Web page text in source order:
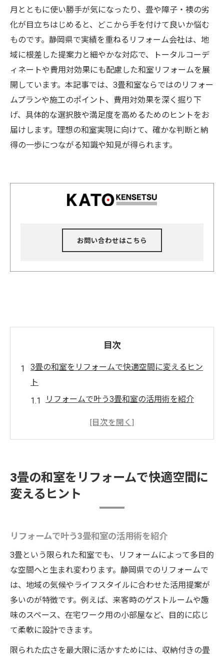
月とともに使い勝手が気になったり、畳や障子・襖の劣
化が目立ちはじめると、どこから手を付けて良いか悩む
ものです。静岡県で実績を重ねるリフォーム会社は、地
域に根差した提案力と細やかな対応で、トータルコーデ
ィネートや費用対効果にも配慮した和室リフォームを展
開しています。本記事では、3畳和室ならではのリフォー
ムプランや施工のポイント、費用対効果を深く掘り下
げ、具体的な選択肢や満足度を高めるためのヒントをお
届けします。理想の和室実現に向けて、確かな判断と納
得の一歩につながる知識や知見が得られます。
お問い合わせはこちら
目次
3畳の和室をリフォームで快適空間に変えるヒン
ト
リフォームで叶う3畳和室の活用術を紹介
畳や障子のリフォームで印象を一新する方
リフォームで実現する和室の新しい使い方
提案
リフォームで向上する3畳和室の居心地の良
畳や障子のリフォームがもたらす快適性と
ホームページ活用でリフォーム事例を探す
3畳の和室をリフォームで快適空間に
変えるヒント
リフォームで叶う3畳和室の活用術を紹介
3畳という限られた和室でも、リフォームによって多目的
な空間へと生まれ変わります。静岡県でのリフォームで
は、地域の気候やライフスタイルに合わせた活用提案が
多いのが特徴です。例えば、来客時のゲストルームや趣
味のスペース、在宅ワーク用の小部屋など、目的に応じ
て柔軟に設計できます。
限られた広さを最大限に活かすためには、収納付きの畳